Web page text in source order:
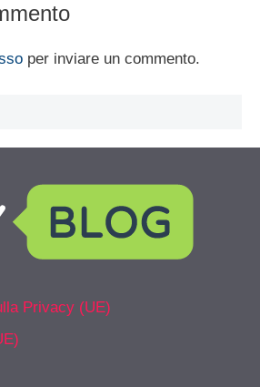
per inviare un commento.
Privacy (UE)